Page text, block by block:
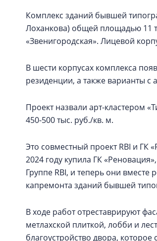
Комплекс зданий бывшей
Лоханкова) общей площадью 11
«Звенигородская». Лицевой
В шести корпусах комплекса
резиденции, а также варианты
Проект назвали арт-кластером
450-500 тыс. руб./кв. м.
Это совместный проект RBI и
2024 году купила ГК
Группе RBI, и теперь они вместе
капремонта зданий бывшей
В ходе работ отреставрируют
метлахской плиткой, лобби и
благоустройство двора,